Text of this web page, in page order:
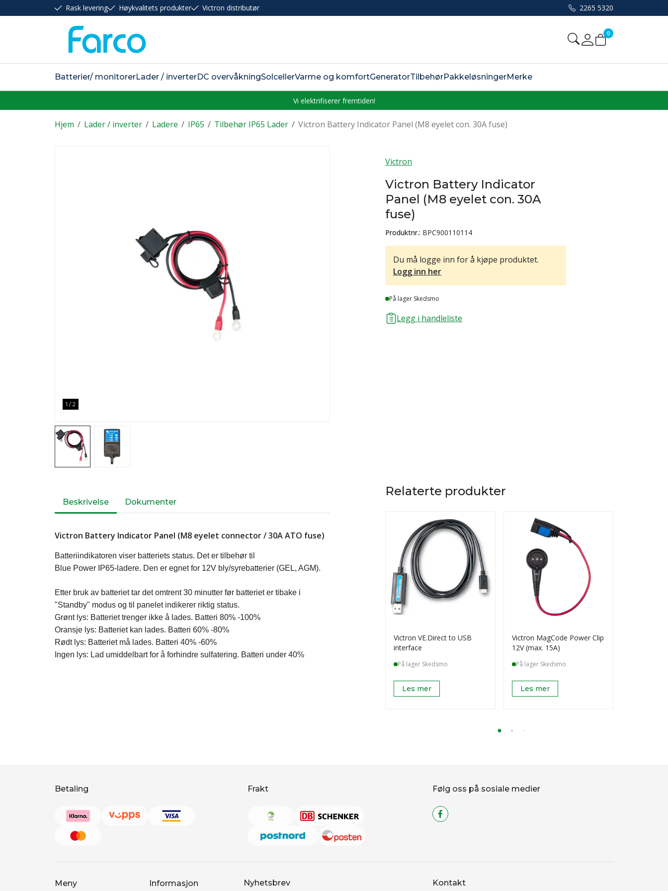
Rask levering Høykvalitets produkter Victron distributør 2265 5320
Mine sider
0
Batterier/ monitorerLader / inverterDC overvåkningSolcellerVarme og komfortGeneratorTilbehørPakkeløsningerMerke
Vi elektrifiserer fremtiden!
/
Hjem /
Lader / inverter /
Ladere /
IP65 /
Tilbehør IP65 Lader Victron Battery Indicator Panel (M8 eyelet con. 30A fuse)
1 / 2
Victron
Victron Battery Indicator
Panel (M8 eyelet con. 30A
fuse)
Produktnr.: BPC900110114
Du må logge inn for å kjøpe produktet.
Logg inn her
Lager
På lager Skedsmo
Legg i handleliste
Beskrivelse Dokumenter
Victron Battery Indicator Panel (M8 eyelet connector / 30A ATO fuse)
Batteriindikatoren viser batteriets status. Det er tilbehør til
Blue Power IP65-ladere. Den er egnet for 12V bly/syrebatterier (GEL, AGM).
Etter bruk av batteriet tar det omtrent 30 minutter før batteriet er tibake i
"Standby" modus og til panelet indikerer riktig status.
Grønt lys: Batteriet trenger ikke å lades. Batteri 80% -100%
Oransje lys: Batteriet kan lades. Batteri 60% -80%
Rødt lys: Batteriet må lades. Batteri 40% -60%
Ingen lys: Lad umiddelbart for å forhindre sulfatering. Batteri under 40%
Relaterte produkter
Victron VE.Direct to USB
interface
På lager Skedsmo
Les mer
Victron MagCode Power Clip
12V (max. 15A)
På lager Skedsmo
Les mer
Betaling Frakt Følg oss på sosiale medier
Meny Informasjon Nyhetsbrev Kontakt